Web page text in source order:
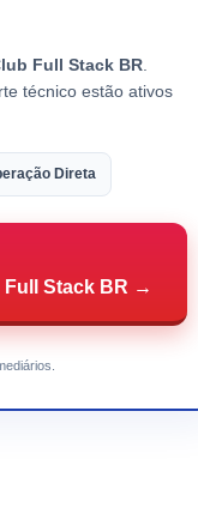
Full Stack BR.
técnico estão ativos
Direta
Full Stack BR →